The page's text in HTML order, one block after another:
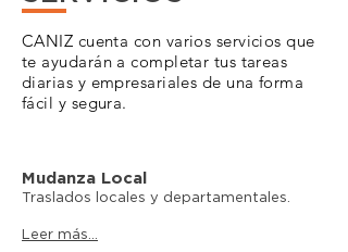
CANIZ cuenta con varios servicios que
te ayudarán a completar tus tareas
diarias y empresariales de una forma
fácil y segura.
Mudanza Local
Traslados locales y departamentales.
Leer más...